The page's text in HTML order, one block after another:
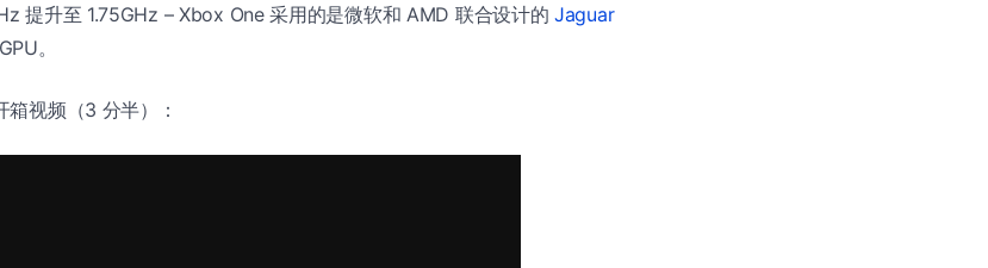
提升至 1.75GHz – Xbox One 采用的是微软和 AMD 联合设计的Jaguar
。
视频（3 分半）：